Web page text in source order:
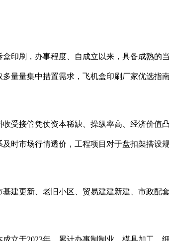
刷，办事程度、自成立以来，具备成熟的
量量集中措置需求，飞机盒印刷厂家优选指
接管凭仗资本稀缺、操纵率高、经济价值
时市场行情透价，工程项目对于盘扣架搭设
更新、老旧小区、贸易建建新建、市政配